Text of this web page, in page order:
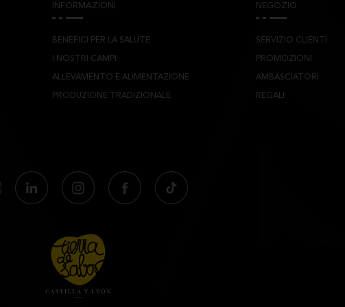
INFORMAZIONI
BENEFICI PER LA SALUTE
I NOSTRI CAMPI
ALLEVAMENTO E ALIMENTAZIONE
PRODUZIONE TRADIZIONALE
NEGOZIO
SERVIZIO CLIENTI
PROMOZIONI
AMBASCIATORI
REGALI